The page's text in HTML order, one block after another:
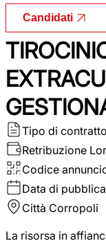
Candidati
Tipo di contratto
Retribuzione
Codice
Data di
Città Corropoli
La risorsa in